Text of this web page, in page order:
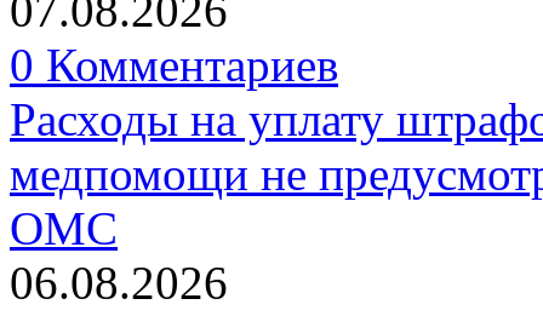
0 Комментариев
Расходы на уплату
медпомощи не
ОМС
06.08.2026